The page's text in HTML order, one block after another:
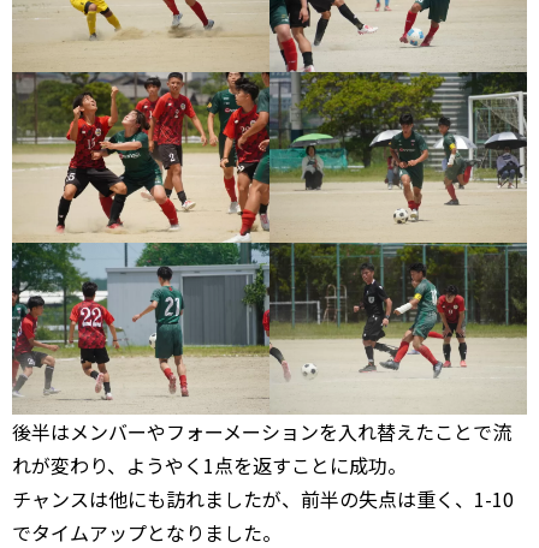
後半はメンバーやフォーメーションを入れ替えたことで流
れが変わり、ようやく1点を返すことに成功。
チャンスは他にも訪れましたが、前半の失点は重く、1-10
でタイムアップとなりました。